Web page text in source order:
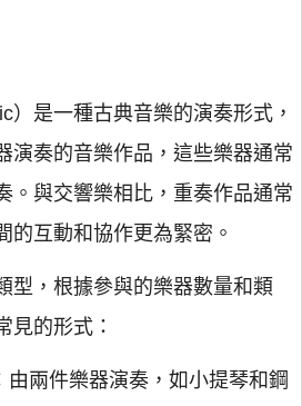
）是一種古典音樂的演奏形式，
演奏的音樂作品，這些樂器通常
。與交響樂相比，重奏作品通常
的互動和協作更為緊密。
型，根據參與的樂器數量和類
見的形式：
由兩件樂器演奏，如小提琴和鋼